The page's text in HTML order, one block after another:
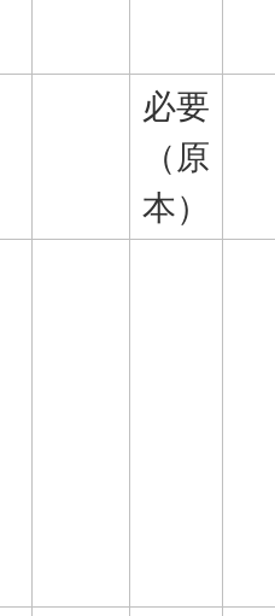
必要
（原
本）